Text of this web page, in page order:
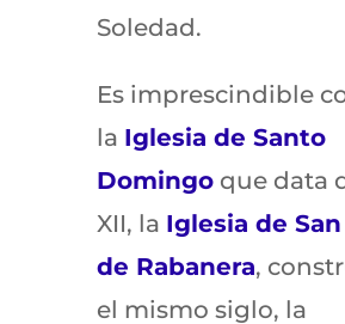
Soledad.
Es imprescindible
la Iglesia de Santo
Domingoque data
XII, la Iglesia de
de Rabanera,
el mismo siglo, la